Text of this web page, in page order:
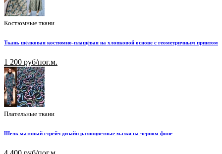
Костюмные ткани
Ткань шёлковая костюмно-плащёвая на хлопковой основе с геометричным принтом
1 200 руб/пог.м.
Плательные ткани
Шелк матовый стрейч дизайн разноцветные мазки на черном фоне